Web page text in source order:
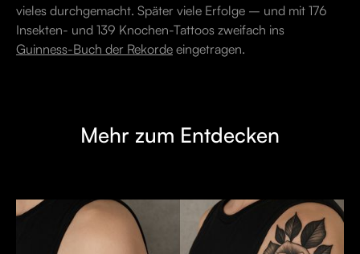
vieles durchgemacht. Später viele Erfolge – und mit 176
Insekten- und 139 Knochen-Tattoos zweifach ins
Guinness-Buch der Rekorde eingetragen.
Mehr zum Entdecken